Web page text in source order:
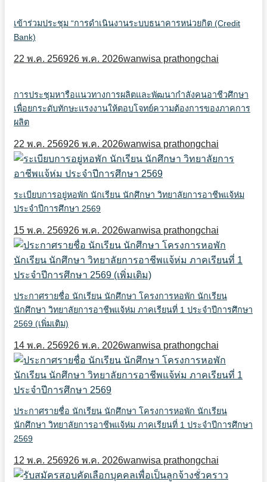
เข้าร่วมประชุม “การดำเนินงานระบบธนาคารหน่วยกิต (Credit
Bank)
22 พ.ค. 256926 พ.ค. 2026wanwisa prathongchai
การประชุมหารือแนวทางการผลิตและพัฒนากำลังคนอาชีวศึกษา
เพื่อยกระดับทักษะแรงงานให้ตอบโจทย์ความต้องการของภาคการ
ผลิต
22 พ.ค. 256926 พ.ค. 2026wanwisa prathongchai
ระเบียบการอยู่หอพัก นักเรียน นักศึกษา วิทยาลัยการอาชีพแจ้ห่ม
ประจำปีการศึกษา 2569
15 พ.ค. 256926 พ.ค. 2026wanwisa prathongchai
ประกาศรายชื่อ นักเรียน นักศึกษา โครงการหอพัก นักเรียน
นักศึกษา วิทยาลัยการอาชีพแจ้ห่ม ภาคเรียนที่ 1 ประจำปีการศึกษา
2569 (เพิ่มเติม)
14 พ.ค. 256926 พ.ค. 2026wanwisa prathongchai
ประกาศรายชื่อ นักเรียน นักศึกษา โครงการหอพัก นักเรียน
นักศึกษา วิทยาลัยการอาชีพแจ้ห่ม ภาคเรียนที่ 1 ประจำปีการศึกษา
2569
12 พ.ค. 256926 พ.ค. 2026wanwisa prathongchai